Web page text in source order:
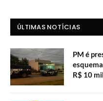
ÚLTIMAS NOTÍCIAS
PM é
R$ 10